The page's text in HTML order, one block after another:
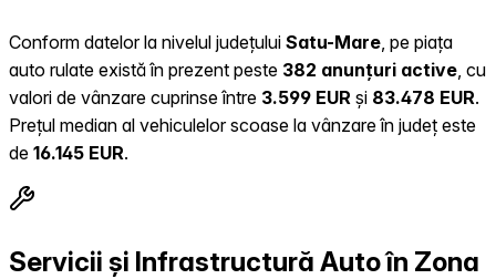
Conform datelor la nivelul județului Satu-Mare , pe piața
auto rulate există în prezent peste 382 anunțuri active , cu
valori de vânzare cuprinse între 3.599 EUR și 83.478 EUR.
Prețul median al vehiculelor scoase la vânzare în județ este
de 16.145 EUR.
Servicii și Infrastructură Auto în Zona